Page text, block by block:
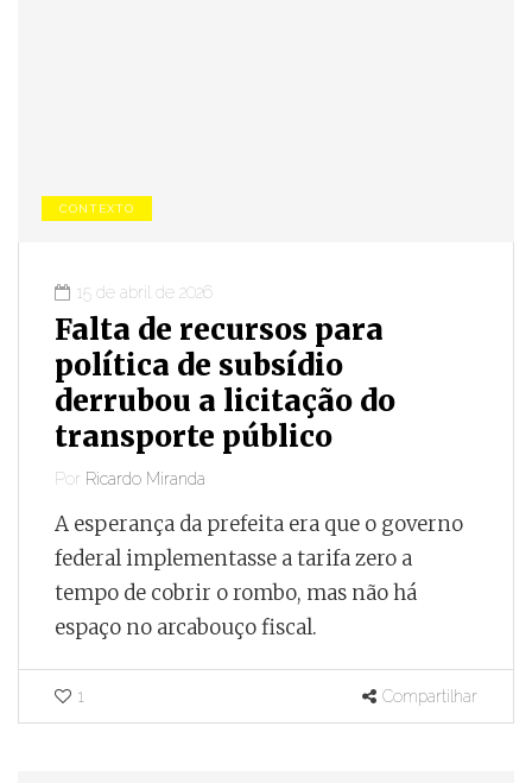
CONTEXTO
15 de abril de 2026
Falta de recursos para
política de subsídio
derrubou a licitação do
transporte público
Por Ricardo Miranda
A esperança da prefeita era que o governo
federal implementasse a tarifa zero a
tempo de cobrir o rombo, mas não há
espaço no arcabouço fiscal.
1 Compartilhar